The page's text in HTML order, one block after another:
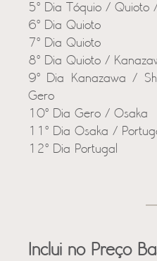
5º Dia Tóquio /
6º Dia Quioto
7º Dia Quioto
8º Dia Quioto /
9º Dia Kanazawa /
Gero
10º Dia Gero / Osaka
11º Dia Osaka /
12º Dia Portugal
Inclui no Preço